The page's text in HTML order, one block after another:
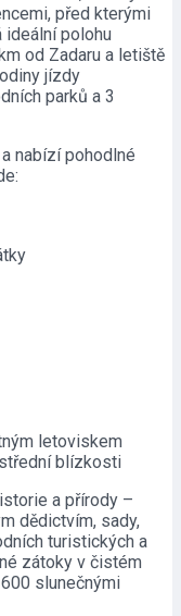
před kterými
ideální polohu
od Zadaru a letiště
jízdy
parků a 3
nabízí pohodlné
letoviskem
blízkosti
a přírody –
dědictvím, sady,
turistických a
zátoky v čistém
slunečnými